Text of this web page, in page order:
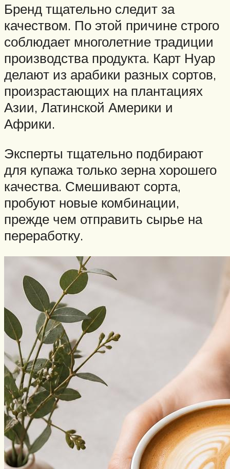
Бренд тщательно следит за
качеством. По этой причине строго
соблюдает многолетние традиции
производства продукта. Карт Нуар
делают из арабики разных сортов,
произрастающих на плантациях
Азии, Латинской Америки и
Африки.
Эксперты тщательно подбирают
для купажа только зерна хорошего
качества. Смешивают сорта,
пробуют новые комбинации,
прежде чем отправить сырье на
переработку.